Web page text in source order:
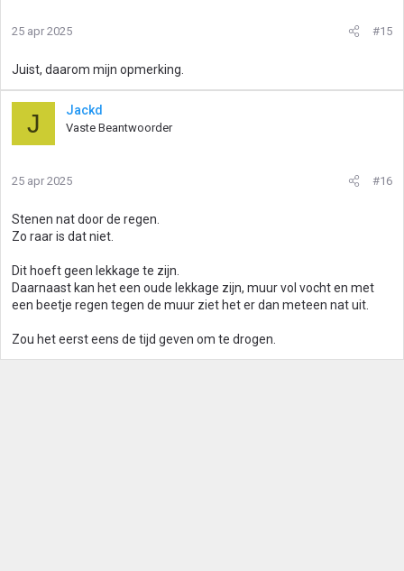
25 apr 2025 #15
Juist, daarom mijn opmerking.
J Jackd
Vaste Beantwoorder
25 apr 2025 #16
Stenen nat door de regen.
Zo raar is dat niet.
Dit hoeft geen lekkage te zijn.
Daarnaast kan het een oude lekkage zijn, muur vol vocht en met
een beetje regen tegen de muur ziet het er dan meteen nat uit.
Zou het eerst eens de tijd geven om te drogen.